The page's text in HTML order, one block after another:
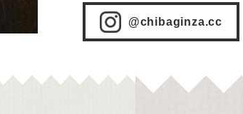
@chibaginza.cc